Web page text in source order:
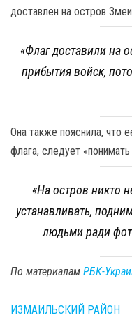
доставлен на остров
«Флаг доставили на
прибытия войск,
Она также пояснила, что
флага, следует
«На остров никто
устанавливать,
людьми ради
По материалам РБК-
ИЗМАИЛЬСКИЙ РАЙОН